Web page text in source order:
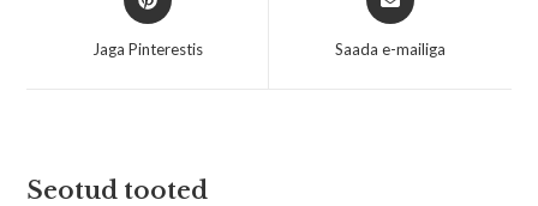
Jaga Pinterestis Saada e-mailiga
Seotud tooted